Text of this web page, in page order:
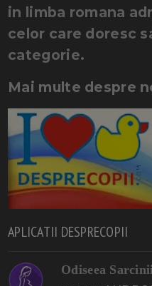
in limba romana
celor care doresc
categorie.
Mai multe despre
APLICATII DESPRECOPII
Odiseea